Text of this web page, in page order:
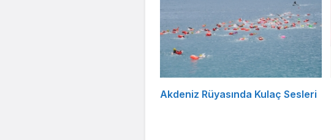
Akdeniz Rüyasında Kulaç Sesleri